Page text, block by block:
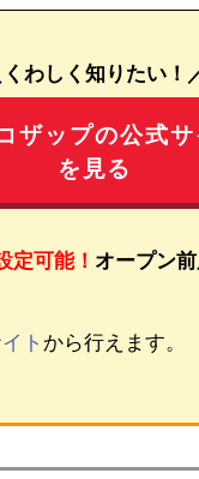
くわしく知りたい！
ザップの公式サ
を見る
定可能！ オープン
トから行えます。